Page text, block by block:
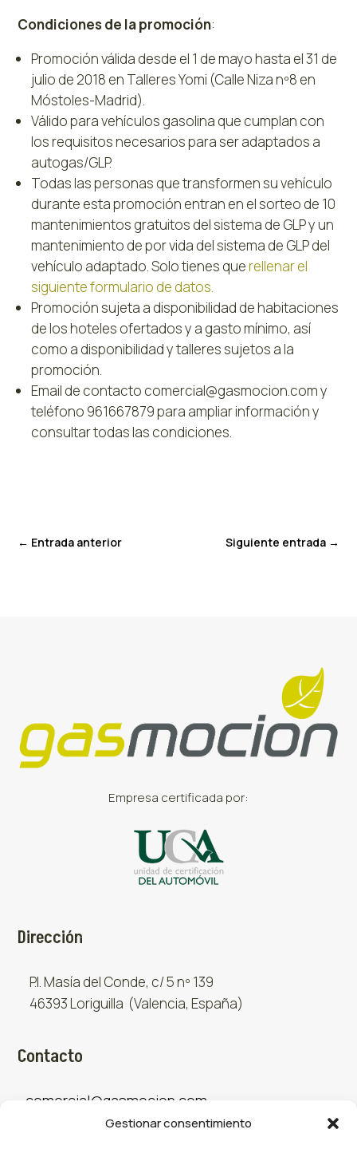
Gestionar consentimiento
Condiciones de la promoción:
Promoción válida desde el 1 de mayo hasta el 31 de
julio de 2018 en Talleres Yomi (Calle Niza nº8 en
Móstoles-Madrid).
Válido para vehículos gasolina que cumplan con
los requisitos necesarios para ser adaptados a
autogas/GLP.
Todas las personas que transformen su vehículo
durante esta promoción entran en el sorteo de 10
mantenimientos gratuitos del sistema de GLP y un
mantenimiento de por vida del sistema de GLP del
vehículo adaptado. Solo tienes querellenar el
siguiente formulario de datos.
Promoción sujeta a disponibilidad de habitaciones
de los hoteles ofertados y a gasto mínimo, así
como a disponibilidad y talleres sujetos a la
promoción.
Email de contacto comercial@gasmocion.com y
teléfono 961667879 para ampliar información y
consultar todas las condiciones.
← Entrada anterior Siguiente entrada→
Empresa certificada por:
Dirección
P.I. Masía del Conde, c/ 5 nº 139
46393 Loriguilla (Valencia, España)
Contacto
comercial@gasmocion.com